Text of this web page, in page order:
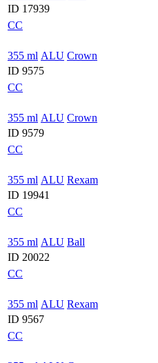
ID 17939
CC
355 ml ALU Crown
ID 9575
CC
355 ml ALU Crown
ID 9579
CC
355 ml ALU Rexam
ID 19941
CC
355 ml ALU Ball
ID 20022
CC
355 ml ALU Rexam
ID 9567
CC